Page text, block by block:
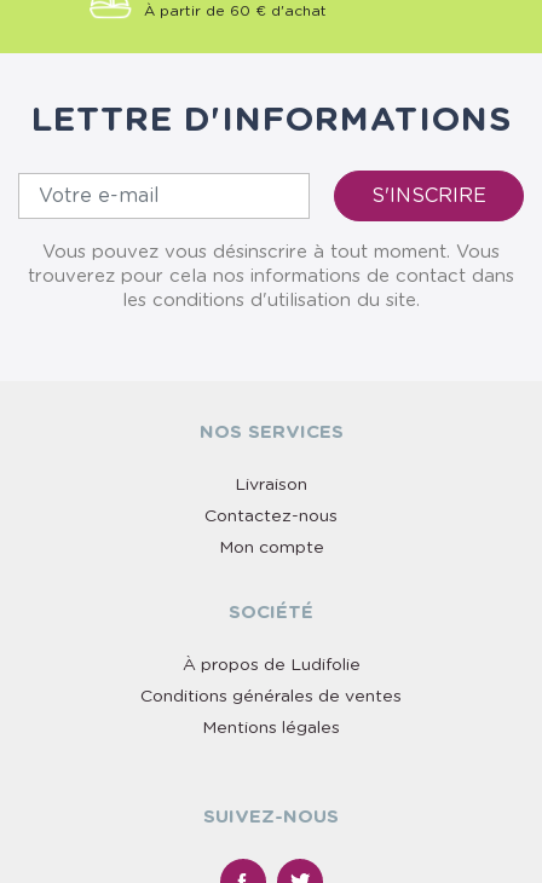
À partir de 60 € d'achat
LETTRE D'INFORMATIONS
Vous pouvez vous désinscrire à tout moment. Vous
trouverez pour cela nos informations de contact dans
les conditions d'utilisation du site.
NOS SERVICES
Livraison
Contactez-nous
Mon compte
SOCIÉTÉ
À propos de Ludifolie
Conditions générales de ventes
Mentions légales
SUIVEZ-NOUS